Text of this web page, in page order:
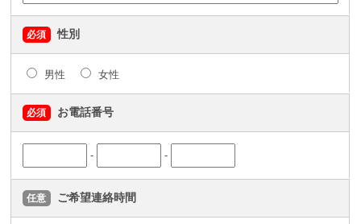
必須 性別
男性 女性
必須 お電話番号
- -
任意 ご希望連絡時間